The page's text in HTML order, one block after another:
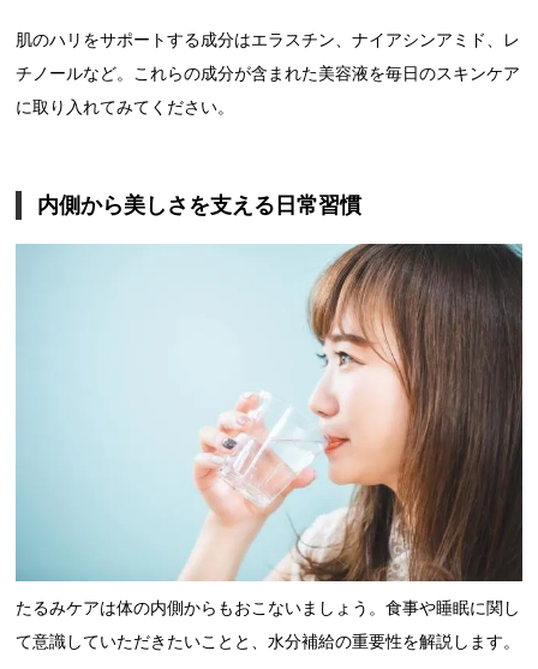
肌のハリをサポートする成分はエラスチン、ナイアシンアミド、レ
チノールなど。これらの成分が含まれた美容液を毎日のスキンケア
に取り入れてみてください。
内側から美しさを支える日常習慣
たるみケアは体の内側からもおこないましょう。食事や睡眠に関し
て意識していただきたいことと、水分補給の重要性を解説します。